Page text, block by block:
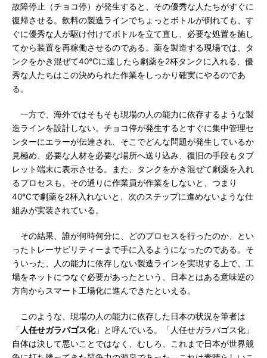
故障停止（チョコ停）が発生すると、その優秀な人たちがすぐに
復帰させる。飲料の製造ラインでちょっとボトルが倒れても、す
ぐに優秀な人が駆け付けてボトルを立て直し、必要な処置を施し
てから装置を再稼働させるのである。薬を製造する現場では、タ
ンクをかき混ぜて40℃に達したら劇薬を2杯タンクに入れる、優
秀な人たちはこの決められた作業をしっかり確実にやるのであ
る。
一方で、海外ではそもそも現場の人の能力に依存するような製
造ラインを設計しない。チョコ停が発生するとすぐに集中管理セ
ンターにエラーが伝達され、そこでどんな問題が発生しているか
見極め、必要な人材を必要な場所へ送り込み、復旧の手段もタブ
レット端末に表示させる。また、タンクをかき混ぜて劇薬を入れ
るプロセスも、その通りに作業員が作業をしないと、つまり
40℃で劇薬を2杯入れないと、次のステップに進めないような仕
組みが実装されている。
その結果、誰が何時何分に、どのプロセスを行ったのか、とい
ったトレーサビリティーまで手に入るようになったのである。そ
ういった、人の能力に依存しない製造ラインを実現する上で、工
場をネットにつなぐ必要があったという、日本とはある意味逆の
方向からスマート工場化に進んできたといえる。
このような、現場の人の能力に依存した日本の状況を筆者は
「 人任せガラパゴス化」と呼んでいる。「人任せガラパゴス化」
自体は決して悪いことではなく、むしろ、これまで日本が世界競